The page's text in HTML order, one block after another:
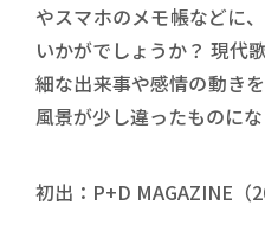
やスマホのメモ帳などに
いかがでしょうか？ 現代
細な出来事や感情の動き
風景が少し違ったものに
初出：P+D MAGAZINE（